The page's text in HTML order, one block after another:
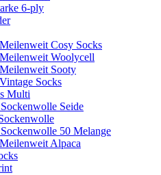
6-ply
Cosy Socks
Woolycell
Sooty
Socks
Multi
Seide
50 Melange
Alpaca